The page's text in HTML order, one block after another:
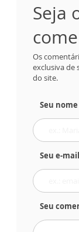
Seja
Os
exclusiva de
do site.
Seu nome
Seu e-mail
Seu